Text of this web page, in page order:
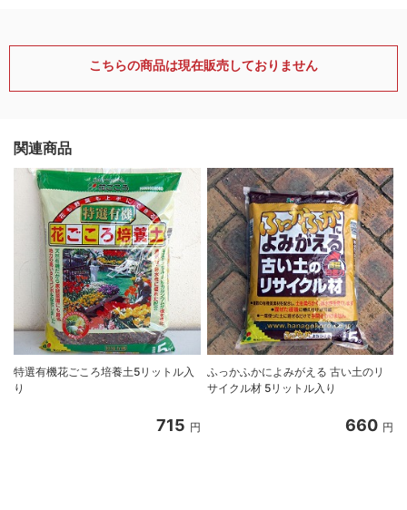
こちらの商品は現在販売しておりません
関連商品
特選有機花ごころ培養土5リットル入
り
715 円
ふっかふかによみがえる 古い土のリ
サイクル材 5リットル入り
660 円